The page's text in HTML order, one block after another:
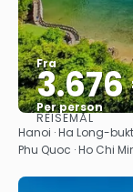
Fra
Per person
REISEMÅL
Hanoi · Ha Long-
Phu Quoc · Ho Chi